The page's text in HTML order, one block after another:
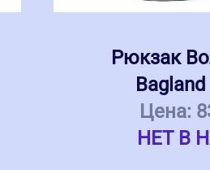
Рюкзак
Цена:
НЕТ В